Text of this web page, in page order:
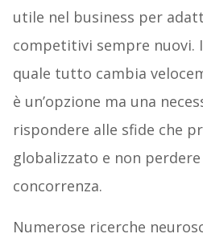
utile nel business per
competitivi sempre nuovi.
quale tutto cambia
è un’opzione ma una
rispondere alle sfide che
globalizzato e non
concorrenza.
Numerose ricerche